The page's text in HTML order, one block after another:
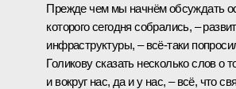
Прежде чем мы начнём обсуждать
которого сегодня собрались, –
инфраструктуры, – всё‑таки
Голикову сказать несколько слов о
и вокруг нас, да и у нас, – всё, что